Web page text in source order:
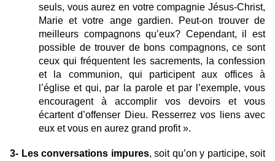
seuls, vous aurez en votre compagnie Jésus-Christ,
Marie et votre ange gardien. Peut-on trouver de
meilleurs compagnons qu’eux? Cependant, il est
possible de trouver de bons compagnons, ce sont
ceux qui fréquentent les sacrements, la confession
et la communion, qui participent aux offices à
l’église et qui, par la parole et par l’exemple, vous
encouragent à accomplir vos devoirs et vous
écartent d’offenser Dieu. Resserrez vos liens avec
eux et vous en aurez grand profit ».
3- Les conversations impures, soit qu’on y participe, soit